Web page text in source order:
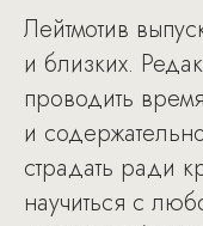
Лейтмотив
и близких.
проводить
и
страдать ради
научиться с